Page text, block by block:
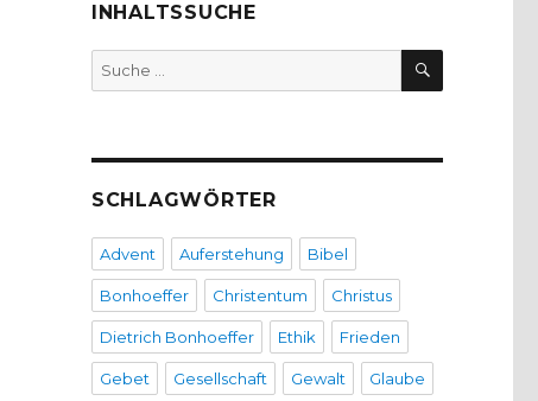
INHALTSSUCHE
Suche
nach:
SUCHEN
SCHLAGWÖRTER
Advent Auferstehung Bibel
Bonhoeffer Christentum Christus
Dietrich Bonhoeffer Ethik Frieden
Gebet Gesellschaft Gewalt Glaube